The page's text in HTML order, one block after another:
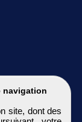
navigation
site, dont des